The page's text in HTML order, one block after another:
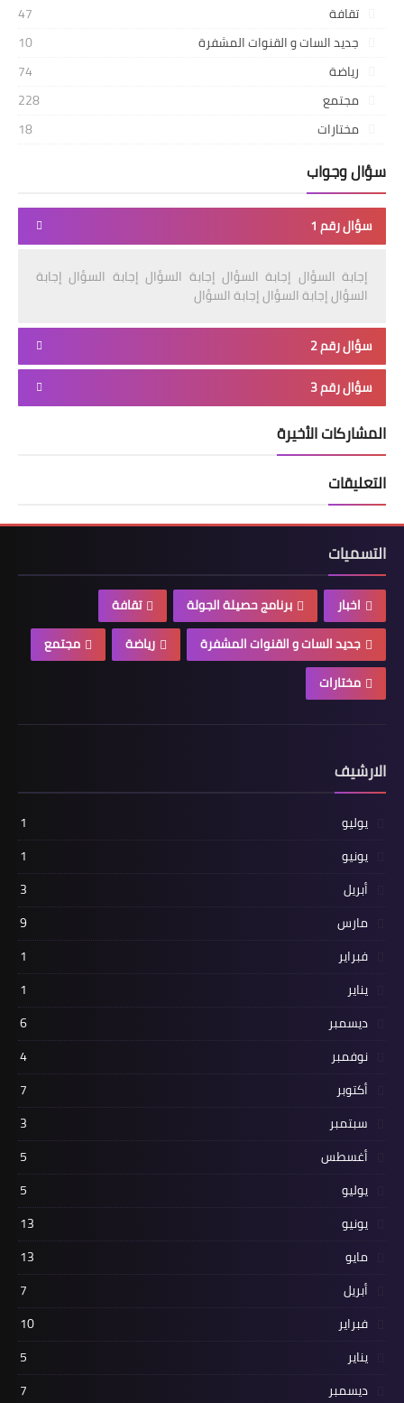
تقافة
47
جديد السات و القنوات المشفرة
10
رياضة
74
مجتمع
228
مختارات
18
سؤال وجواب
سؤال رقم 1
إجابة السؤال إجابة السؤال إجابة السؤال إجابة السؤال إجابة
السؤال إجابة السؤال إجابة السؤال
سؤال رقم 2
سؤال رقم 3
المشاركات الأخيرة
التعليقات
التسميات
اخبار برنامج حصيلة الجولة
تقافة
جديد السات و القنوات المشفرة
رياضة
مجتمع
مختارات
الارشيف
يوليو
1
يونيو
1
أبريل
3
مارس
9
فبراير
1
يناير
1
ديسمبر
6
نوفمبر
4
أكتوبر
7
سبتمبر
3
أغسطس
5
يوليو
5
يونيو
13
مايو
13
أبريل
7
فبراير
10
يناير
5
ديسمبر
7